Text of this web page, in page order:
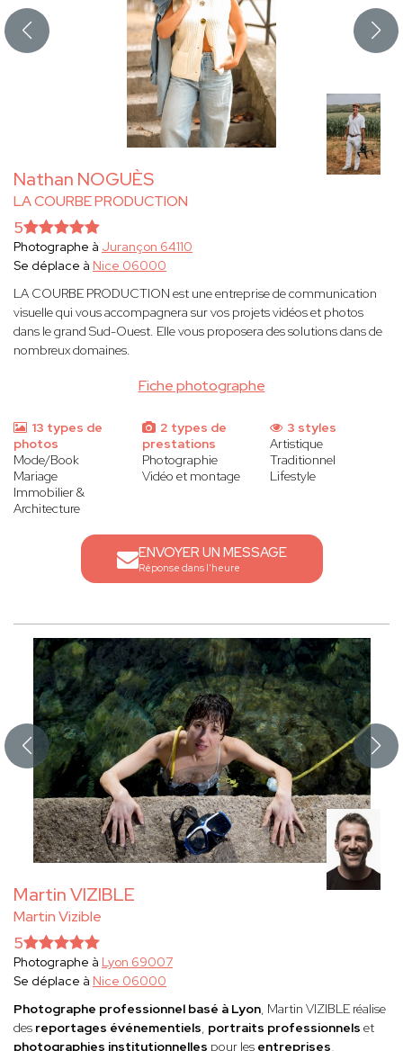
Nathan NOGUÈS
LA COURBE PRODUCTION
Fiche photographe
5
Photographe à Jurançon 64110
Se déplace à Nice 06000
LA COURBE PRODUCTION est une entreprise de communication
visuelle qui vous accompagnera sur vos projets vidéos et photos
dans le grand Sud-Ouest. Elle vous proposera des solutions dans de
nombreux domaines.
13 types de
photos
Mode/Book
Mariage
Immobilier &
Architecture
2 types de
prestations
Photographie
Vidéo et montage
3 styles
Artistique
Traditionnel
Lifestyle
ENVOYER UN MESSAGE
Réponse dans l'heure
Martin VIZIBLE
Martin Vizible
5
Photographe à Lyon 69007
Se déplace à Nice 06000
Photographe professionnel basé à Lyon, Martin VIZIBLE réalise
des reportages événementiels, portraits professionnels et
photographies institutionnelles pour les entreprises,